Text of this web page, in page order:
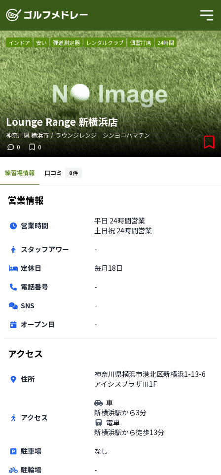
インドア 安い 弾道測定器 レンタルクラブ 個室打席 24時間
Lounge Range 新横浜店
神奈川県横浜市 / ラウンジレンジ シンヨコハマテン
0
0
練習場情報 口コミ 0件
営業情報
営業時間 平日 24時間営業
土日祝 24時間営業
スタッフアワー
-
定休日
毎月18日
電話番号
-
SNS
-
オープン日
-
アクセス
住所
神奈川県横浜市港北区新横浜1-13-6
アイシスプラザⅢ1F
アクセス
車
新横浜駅から3分
電車
新横浜駅から徒歩13分
駐車場
なし
駐輪場
-